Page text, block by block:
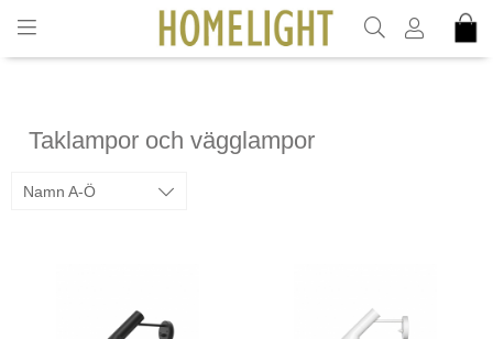
INKL. MOMS
Taklampor och vägglampor
Namn A-Ö